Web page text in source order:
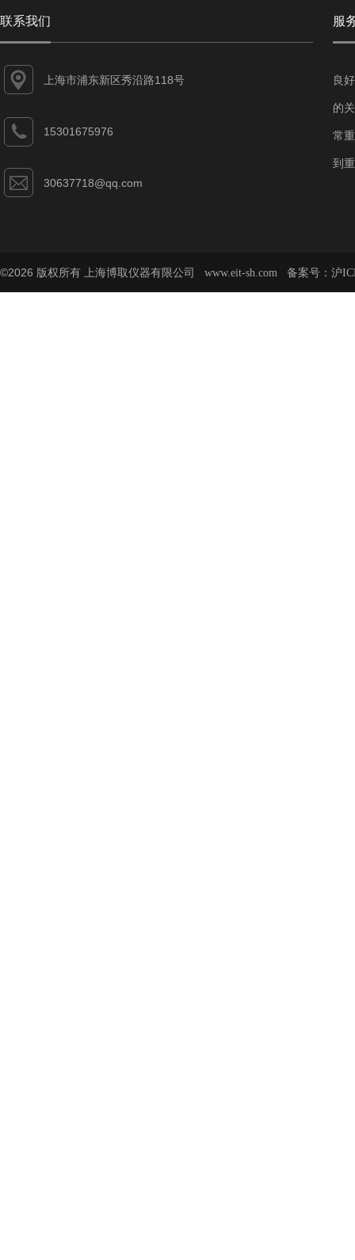
联系我们
上海市浦东新区秀沿路118号
15301675976
30637718@qq.com
服
良
的
常
到
©2026 版权所有 上海博取仪器有限公司 www.eit-sh.com 备案号： 沪